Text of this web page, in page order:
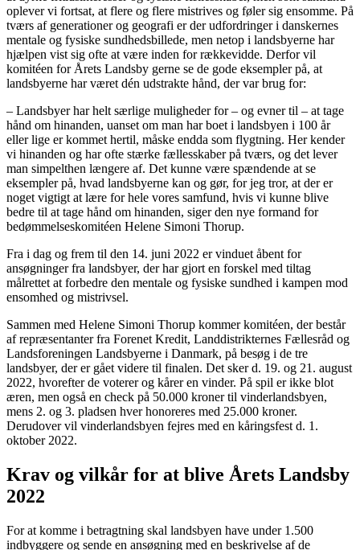
oplever vi fortsat, at flere og flere mistrives og føler sig ensomme. På
tværs af generationer og geografi er der udfordringer i danskernes
mentale og fysiske sundhedsbillede, men netop i landsbyerne har
hjælpen vist sig ofte at være inden for rækkevidde. Derfor vil
komitéen for Årets Landsby gerne se de gode eksempler på, at
landsbyerne har været dén udstrakte hånd, der var brug for:
– Landsbyer har helt særlige muligheder for – og evner til – at tage
hånd om hinanden, uanset om man har boet i landsbyen i 100 år
eller lige er kommet hertil, måske endda som flygtning. Her kender
vi hinanden og har ofte stærke fællesskaber på tværs, og det lever
man simpelthen længere af. Det kunne være spændende at se
eksempler på, hvad landsbyerne kan og gør, for jeg tror, at der er
noget vigtigt at lære for hele vores samfund, hvis vi kunne blive
bedre til at tage hånd om hinanden, siger den nye formand for
bedømmelseskomitéen Helene Simoni Thorup.
Fra i dag og frem til den 14. juni 2022 er vinduet åbent for
ansøgninger fra landsbyer, der har gjort en forskel med tiltag
målrettet at forbedre den mentale og fysiske sundhed i kampen mod
ensomhed og mistrivsel.
Sammen med Helene Simoni Thorup kommer komitéen, der består
af repræsentanter fra Forenet Kredit, Landdistrikternes Fællesråd og
Landsforeningen Landsbyerne i Danmark, på besøg i de tre
landsbyer, der er gået videre til finalen. Det sker d. 19. og 21. august
2022, hvorefter de voterer og kårer en vinder. På spil er ikke blot
æren, men også en check på 50.000 kroner til vinderlandsbyen,
mens 2. og 3. pladsen hver honoreres med 25.000 kroner.
Derudover vil vinderlandsbyen fejres med en kåringsfest d. 1.
oktober 2022.
Krav og vilkår for at blive Årets Landsby
2022
For at komme i betragtning skal landsbyen have under 1.500
indbyggere og sende en ansøgning med en beskrivelse af de